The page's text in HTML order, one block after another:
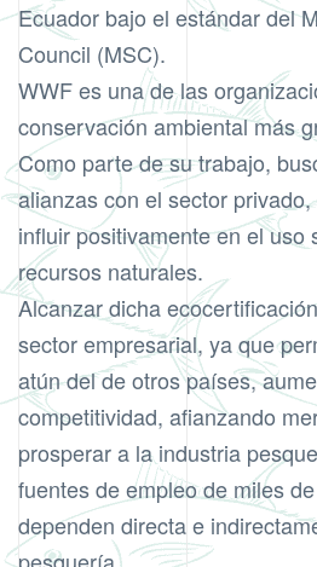
Ecuador bajo el estándar del
Council (MSC).
WWF es una de las
conservación ambiental más
Como parte de su trabajo,
alianzas con el sector
influir positivamente en el uso
recursos naturales.
Alcanzar dicha
sector empresarial, ya que
atún del de otros países,
competitividad, afianzando
prosperar a la industria
fuentes de empleo de miles
dependen directa e